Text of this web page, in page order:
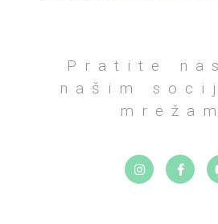
Pratite
našim